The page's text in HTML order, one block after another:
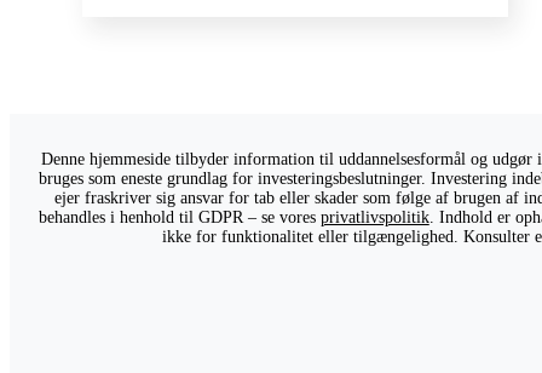
Denne hjemmeside tilbyder information til uddannelsesformål og
bruges som eneste grundlag for investeringsbeslutninger. Investering
ejer fraskriver sig ansvar for tab eller skader som følge af brugen af
behandles i henhold til GDPR – se vores privatlivspolitik. Indhold er
ikke for funktionalitet eller tilgængelighed. Konsulter